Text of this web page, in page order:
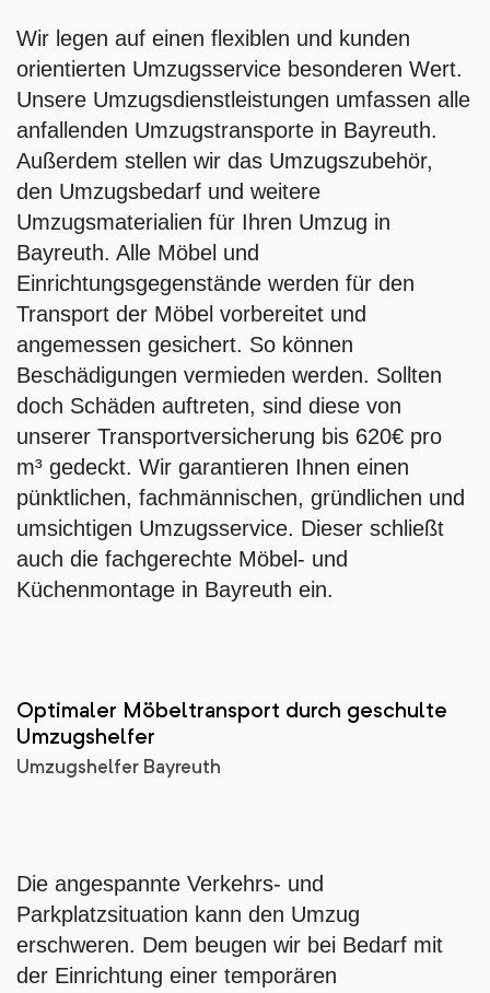
Wir legen auf einen flexiblen und kunden
orientierten Umzugsservice besonderen Wert.
Unsere Umzugsdienstleistungen umfassen alle
anfallenden Umzugstransporte in Bayreuth.
Außerdem stellen wir das Umzugszubehör,
den Umzugsbedarf und weitere
Umzugsmaterialien für Ihren Umzug in
Bayreuth. Alle Möbel und
Einrichtungsgegenstände werden für den
Transport der Möbel vorbereitet und
angemessen gesichert. So können
Beschädigungen vermieden werden. Sollten
doch Schäden auftreten, sind diese von
unserer Transportversicherung bis 620€ pro
m³ gedeckt. Wir garantieren Ihnen einen
pünktlichen, fachmännischen, gründlichen und
umsichtigen Umzugsservice. Dieser schließt
auch die fachgerechte Möbel- und
Küchenmontage in Bayreuth ein.
Optimaler Möbeltransport durch geschulte
Umzugshelfer
Umzugshelfer Bayreuth
Die angespannte Verkehrs- und
Parkplatzsituation kann den Umzug
erschweren. Dem beugen wir bei Bedarf mit
der Einrichtung einer temporären